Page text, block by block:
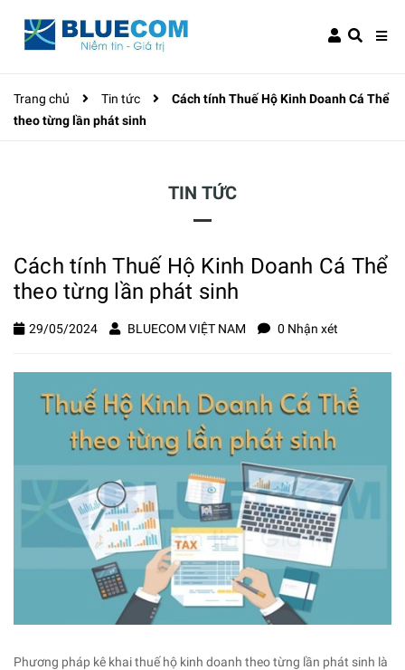
Trang chủ Tin tức
Cách tính Thuế Hộ Kinh Doanh Cá Thể
theo từng lần phát sinh
TIN TỨC
Cách tính Thuế Hộ Kinh Doanh Cá Thể
theo từng lần phát sinh
29/05/2024 BLUECOM VIỆT NAM 0 Nhận xét
Phương pháp kê khai thuế hộ kinh doanh theo từng lần phát sinh là